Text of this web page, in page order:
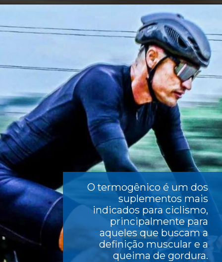
Otermogênico é um dos
suplementos mais
indicados para ciclismo,
principalmente para
aqueles que buscam a
definição muscular e a
queima de gordura.